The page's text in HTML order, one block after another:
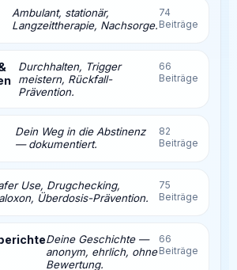
Ambulant, stationär,
Langzeittherapie, Nachsorge.
74
Beiträge
Durchhalten, Trigger
meistern, Rückfall-
Prävention.
66
Beiträge
Dein Weg in die Abstinenz
— dokumentiert.
82
Beiträge
Use, Drugchecking,
Überdosis-Prävention.
75
Beiträge
Deine Geschichte —
anonym, ehrlich, ohne
Bewertung.
66
Beiträge